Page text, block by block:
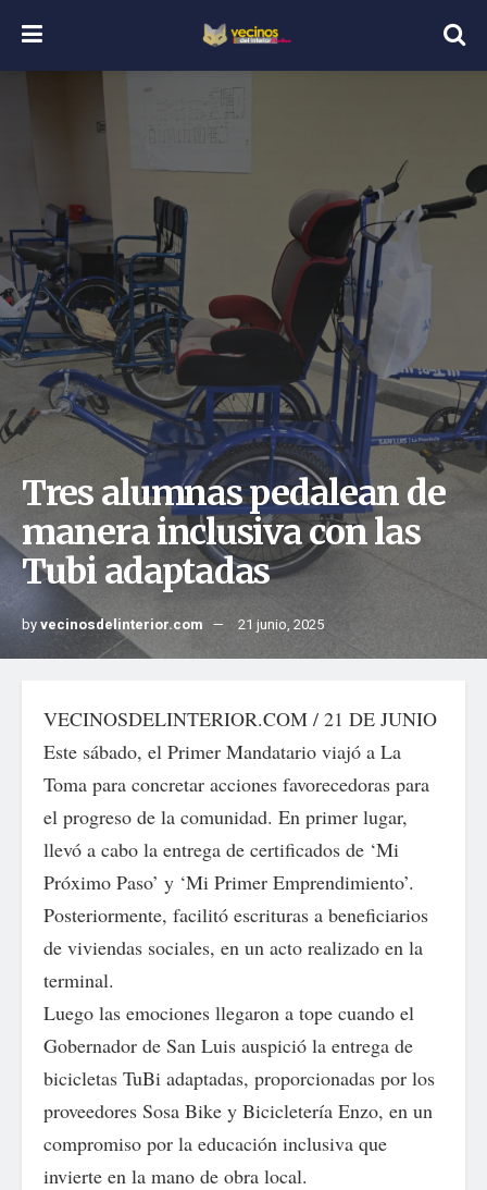
Tres alumnas pedalean de
manera inclusiva con las
Tubi adaptadas
byvecinosdelinterior.com 21 junio, 2025
VECINOSDELINTERIOR.COM / 21 DE JUNIO
Este sábado, el Primer Mandatario viajó a La
Toma para concretar acciones favorecedoras para
el progreso de la comunidad. En primer lugar,
llevó a cabo la entrega de certificados de ‘Mi
Próximo Paso’ y ‘Mi Primer Emprendimiento’.
Posteriormente, facilitó escrituras a beneficiarios
de viviendas sociales, en un acto realizado en la
terminal.
Luego las emociones llegaron a tope cuando el
Gobernador de San Luis auspició la entrega de
bicicletas TuBi adaptadas, proporcionadas por los
proveedores Sosa Bike y Bicicletería Enzo, en un
compromiso por la educación inclusiva que
invierte en la mano de obra local.